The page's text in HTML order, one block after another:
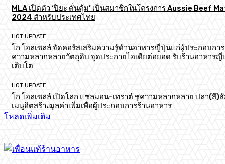
MLA เปิดตัว ‘ปิยะ ดั่นคุ้ม’ เป็นสมาชิกในโครงการ Aussie Beef
2024 สำหรับประเทศไทย
HOT UPDATE
โก โฮลเซลล์ จัดคอร์สเสริมความรู้ด้านอาหารญี่ปุ่นแก่ผู้ประกอบกา
ความหลากหลายวัตถุดิบ จุดประกายไอเดียต่อยอด รับร้านอาหาร
เติบโต
HOT UPDATE
โก โฮลเซลล์ เปิดโลก แซลมอน-เทราต์ ชูความหลากหลาย ปลา(สี)
เมนูฮิตสร้างมูลค่าเพิ่มเพื่อผู้ประกอบการร้านอาหาร
โหลดเพิ่มเติม